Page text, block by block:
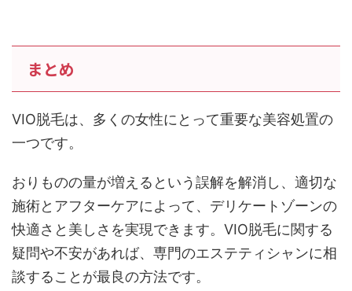
まとめ
VIO脱毛は、多くの女性にとって重要な美容処置の
一つです。
おりものの量が増えるという誤解を解消し、適切な
施術とアフターケアによって、デリケートゾーンの
快適さと美しさを実現できます。VIO脱毛に関する
疑問や不安があれば、専門のエステティシャンに相
談することが最良の方法です。